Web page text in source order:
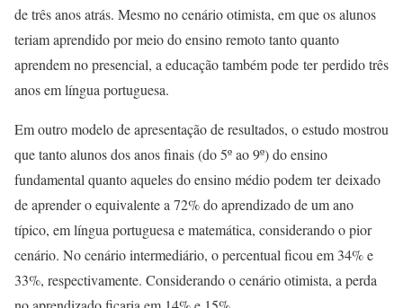
de três anos atrás. Mesmo no cenário otimista, em que os alunos
teriam aprendido por meio do ensino remoto tanto quanto
aprendem no presencial, a educação também pode ter perdido três
anos em língua portuguesa.
Em outro modelo de apresentação de resultados, o estudo mostrou
que tanto alunos dos anos finais (do 5º ao 9º) do ensino
fundamental quanto aqueles do ensino médio podem ter deixado
de aprender o equivalente a 72% do aprendizado de um ano
típico, em língua portuguesa e matemática, considerando o pior
cenário. No cenário intermediário, o percentual ficou em 34% e
33%, respectivamente. Considerando o cenário otimista, a perda